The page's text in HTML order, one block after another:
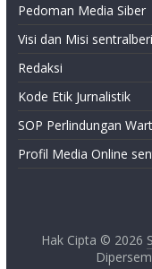
Pedoman Media Siber
Visi dan Misi
Redaksi
Kode Etik Jurnalistik
SOP Perlindungan
Profil Media Online
Hak Cipta © 2026